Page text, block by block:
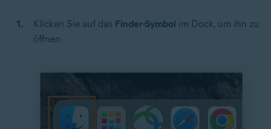
Klicken Sie auf das Finder-Symbol im Dock, um ihn zu
öffnen.